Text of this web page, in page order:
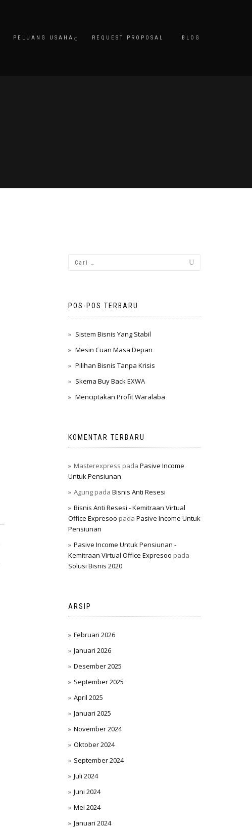
PELUANG USAHA REQUEST PROPOSAL BLOG
POS-POS TERBARU
Sistem Bisnis Yang Stabil
Mesin Cuan Masa Depan
Pilihan Bisnis Tanpa Krisis
Skema Buy Back EXWA
Menciptakan Profit Waralaba
KOMENTAR TERBARU
Masterexpress pada Pasive Income
Untuk Pensiunan
Agungpada Bisnis Anti Resesi
Bisnis Anti Resesi - Kemitraan Virtual
Office Expresoo pada Pasive Income Untuk
Pensiunan
Pasive Income Untuk Pensiunan -
Kemitraan Virtual Office Expresoo pada
Solusi Bisnis 2020
ARSIP
Februari 2026
Januari 2026
Desember 2025
September 2025
April 2025
Januari 2025
November 2024
Oktober 2024
September 2024
Juli 2024
Juni 2024
Mei 2024
Januari 2024